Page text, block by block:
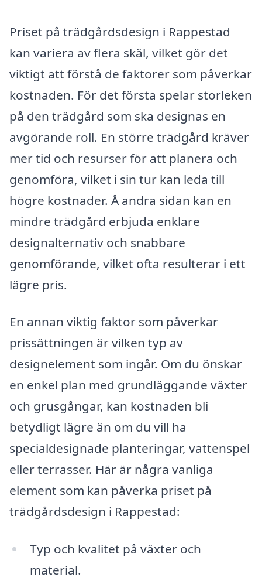
Priset på trädgårdsdesign i Rappestad
kan variera av flera skäl, vilket gör det
viktigt att förstå de faktorer som påverkar
kostnaden. För det första spelar storleken
på den trädgård som ska designas en
avgörande roll. En större trädgård kräver
mer tid och resurser för att planera och
genomföra, vilket i sin tur kan leda till
högre kostnader. Å andra sidan kan en
mindre trädgård erbjuda enklare
designalternativ och snabbare
genomförande, vilket ofta resulterar i ett
lägre pris.
En annan viktig faktor som påverkar
prissättningen är vilken typ av
designelement som ingår. Om du önskar
en enkel plan med grundläggande växter
och grusgångar, kan kostnaden bli
betydligt lägre än om du vill ha
specialdesignade planteringar, vattenspel
eller terrasser. Här är några vanliga
element som kan påverka priset på
trädgårdsdesign i Rappestad:
Typ och kvalitet på växter och
material.